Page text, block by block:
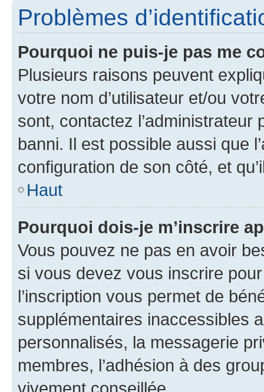
Problèmes
Pourquoi ne puis-je pas me
Plusieurs raisons peuvent
votre nom d’utilisateur et/ou
sont, contactez l’administrateur
banni. Il est possible aussi que
configuration de son côté, et
Haut
Pourquoi dois-je m’inscrire
Vous pouvez ne pas en avoir
si vous devez vous inscrire
l’inscription vous permet de
supplémentaires inaccessibles
personnalisés, la messagerie
membres, l’adhésion à des
vivement conseillée.